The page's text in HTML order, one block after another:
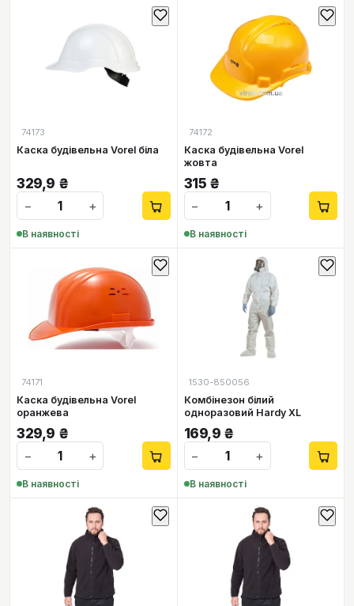
74173
Каска будівельна Vorel біла
329,9 ₴
−
+
В наявності
74172
Каска будівельна Vorel
жовта
315 ₴
−
+
В наявності
74171
Каска будівельна Vorel
оранжева
329,9 ₴
−
+
В наявності
1530-850056
Комбінезон білий
одноразовий Hardy XL
169,9 ₴
−
+
В наявності